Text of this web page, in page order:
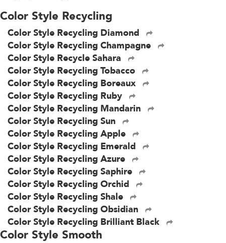
Color Style Recycling
Color Style Recycling Diamond
Color Style Recycling Champagne
Color Style Recycle Sahara
Color Style Recycling Tobacco
Color Style Recycling Boreaux
Color Style Recycling Ruby
Color Style Recycling Mandarin
Color Style Recycling Sun
Color Style Recycling Apple
Color Style Recycling Emerald
Color Style Recycling Azure
Color Style Recycling Saphire
Color Style Recycling Orchid
Color Style Recycling Shale
Color Style Recycling Obsidian
Color Style Recycling Brilliant Black
Color Style Smooth